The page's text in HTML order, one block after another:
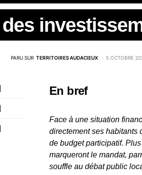
des
PARU SUR TERRITOIRES AUDACIEUX 5 OCTOBRE
En bref
Face à une situation
directement ses habitants
de budget participatif.
marqueront le mandat,
souffle au débat public